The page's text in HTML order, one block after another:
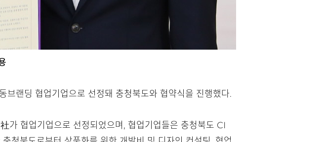
랜딩 협업기업으로 선정돼 충청북도와 협약식을 진행했다.
가 협업기업으로 선정되었으며, 협업기업들은 충청북도 CI